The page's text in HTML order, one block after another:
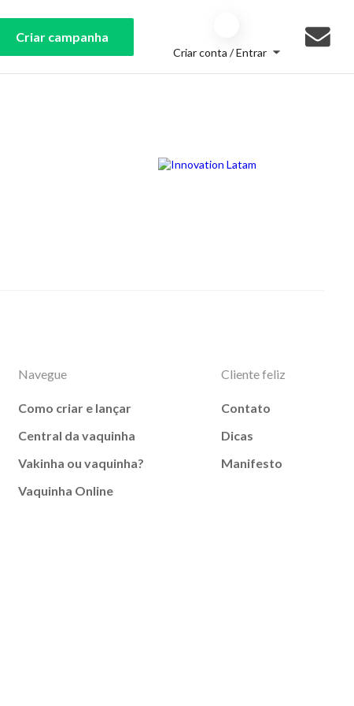
Criar campanha
Criar conta / Entrar
Navegue
Como criar e lançar
Central da vaquinha
Vakinha ou vaquinha?
Vaquinha Online
Cliente feliz
Contato
Dicas
Manifesto